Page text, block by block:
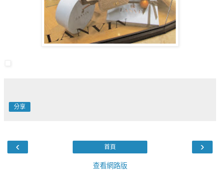
分享
‹ ›
首頁
查看網路版